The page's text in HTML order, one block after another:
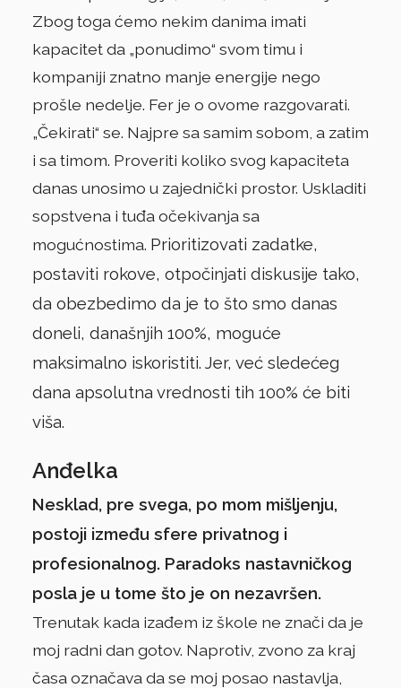
Zbog toga ćemo nekim danima imati
kapacitet da „ponudimo“ svom timu i
kompaniji znatno manje energije nego
prošle nedelje. Fer je o ovome razgovarati.
„Čekirati“ se. Najpre sa samim sobom, a zatim
i sa timom. Proveriti koliko svog kapaciteta
danas unosimo u zajednički prostor. Uskladiti
sopstvena i tuđa očekivanja sa
mogućnostima. Prioritizovati zadatke,
postaviti rokove, otpočinjati diskusije tako,
da obezbedimo da je to što smo danas
doneli, današnjih 100%, moguće
maksimalno iskoristiti. Jer, već sledećeg
dana apsolutna vrednosti tih 100% će biti
viša.
Anđelka
Nesklad, pre svega, po mom mišljenju,
postoji između sfere privatnog i
profesionalnog. Paradoks nastavničkog
posla je u tome što je on nezavršen.
Trenutak kada izađem iz škole ne znači da je
moj radni dan gotov. Naprotiv, zvono za kraj
časa označava da se moj posao nastavlja,